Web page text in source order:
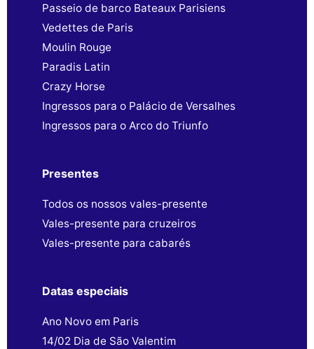
Passeio de barco Bateaux Parisiens
Vedettes de Paris
Moulin Rouge
Paradis Latin
Crazy Horse
Ingressos para o Palácio de Versalhes
Ingressos para o Arco do Triunfo
Presentes
Todos os nossos vales-presente
Vales-presente para cruzeiros
Vales-presente para cabarés
Datas especiais
Ano Novo em Paris
14/02 Dia de São Valentim